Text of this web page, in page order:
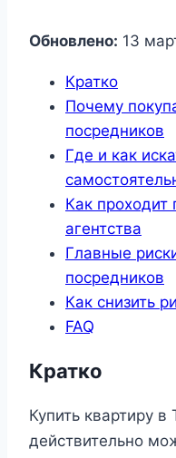
Обновлено: 13
Кратко
Почему
посредников
Где и как
Как проходит
агентства
Главные
посредников
Как снизить
FAQ
Кратко
Купить квартиру в
действительно